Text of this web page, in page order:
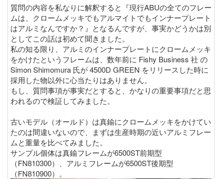
質問の内容を私なりに解釈すると『現行ABUの全てのフレー
ムは、クロームメッキでもアルマイトでもインナープレート
はアルミなんですか？』となるんですが、事実かどうかは別
としてこの話は初めて聞きました。
私の知る限り、アルミのインナープレートにクロームメッキ
をかけたというフレームは、数年前に Fishy Business 社 の
Simon Shimomura 氏が 4500D GREEN をリリースした時に
採用した物以外に心当たりはありません。
もし、質問事項が事実だとすると、かなりの重要事項だと思
われるので検証してみました。
古いモデル（オールド）は真鍮にクロームメッキをかけてい
たのは間違いないので、まずは生産時期の近いアルミフレー
ムと重量を比べてみました。
サンプル個体は真鍮フレームが6500ST前期型
（FN810300）、アルミフレームが6500ST後期型
（FN810900）。